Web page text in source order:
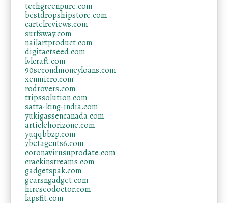
techgreenpure.com
bestdropshipstore.com
cartelreviews.com
surfsway.com
nailartproduct.com
digitactseed.com
lvlcraft.com
90secondmoneyloans.com
xenmicro.com
rodrovers.com
tripssolution.com
satta-king-india.com
yukigassencanada.com
articlehorizone.com
yuqqbbzp.com
7betagents6.com
coronavirusuptodate.com
crackinstreams.com
gadgetspak.com
gearsngadget.com
hireseodoctor.com
lapsfit.com